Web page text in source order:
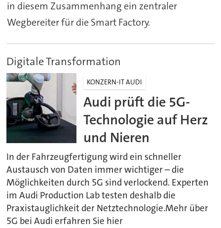
in diesem Zusammenhang ein zentraler
Wegbereiter für die Smart Factory.
Digitale Transformation
KONZERN-IT AUDI
Audi prüft die 5G-
Technologie auf Herz
und Nieren
In der Fahrzeugfertigung wird ein schneller
Austausch von Daten immer wichtiger – die
Möglichkeiten durch 5G sind verlockend. Experten
im Audi Production Lab testen deshalb die
Praxistauglichkeit der Netztechnologie.Mehr über
5G bei Audi erfahren Sie hier